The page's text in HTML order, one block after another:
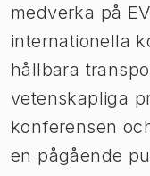
medverka på
internationella
hållbara
vetenskapliga
konferensen
en pågående